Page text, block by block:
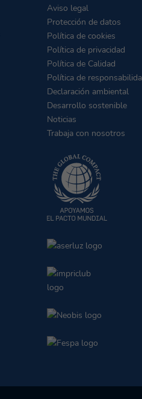
Aviso legal
Protección de datos
Política de cookies
Política de privacidad
Política de Calidad
Política de
Declaración ambiental
Desarrollo sostenible
Noticias
Trabaja con nosotros